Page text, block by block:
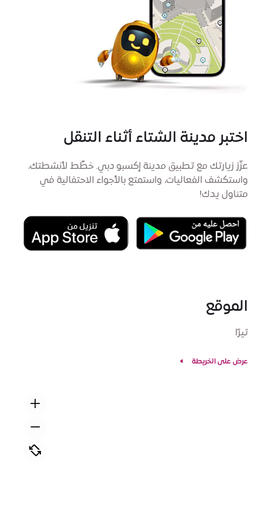
اختبر مدينة الشتاء أثناء التنقل
عزّز زيارتك مع تطبيق مدينة إكسبو دبي. خطِّط لأنشطتك،
واستكشف الفعاليات، واستمتع بالأجواء الاحتفالية في
متناول يدك!
الموقع
تيرّا
عرض على الخريطة